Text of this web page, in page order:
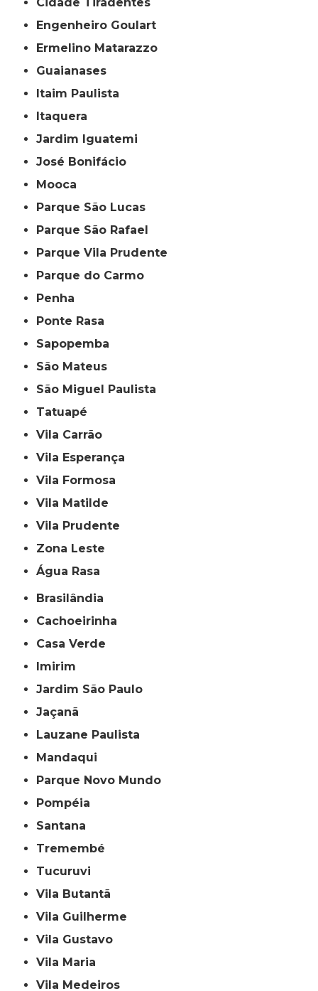
Engenheiro Goulart
Ermelino Matarazzo
Guaianases
Itaim Paulista
Itaquera
Jardim Iguatemi
José Bonifácio
Mooca
Parque São Lucas
Parque São Rafael
Parque Vila Prudente
Parque do Carmo
Penha
Ponte Rasa
Sapopemba
São Mateus
São Miguel Paulista
Tatuapé
Vila Carrão
Vila Esperança
Vila Formosa
Vila Matilde
Vila Prudente
Zona Leste
Água Rasa
Brasilândia
Cachoeirinha
Casa Verde
Imirim
Jardim São Paulo
Jaçanã
Lauzane Paulista
Mandaqui
Parque Novo Mundo
Pompéia
Santana
Tremembé
Tucuruvi
Vila Butantã
Vila Guilherme
Vila Gustavo
Vila Maria
Vila Medeiros